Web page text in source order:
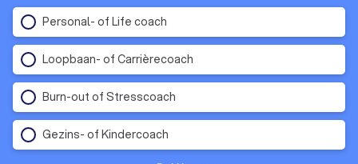
Personal- of Life coach
Loopbaan- of Carrièrecoach
Burn-out of Stresscoach
Gezins- of Kindercoach